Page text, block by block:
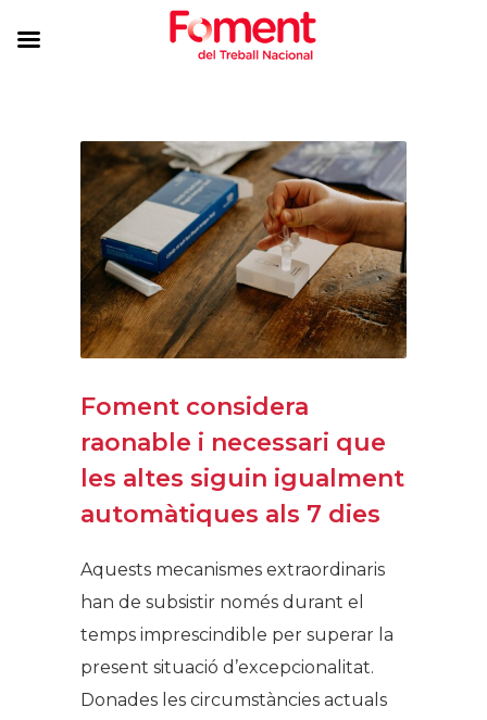
Foment considera
raonable i necessari que
les altes siguin igualment
automàtiques als 7 dies
Aquests mecanismes extraordinaris
han de subsistir només durant el
temps imprescindible per superar la
present situació d’excepcionalitat.
Donades les circumstàncies actuals